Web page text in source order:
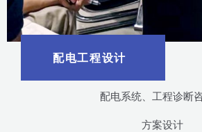
配电工程设计
配电系统、工程诊断咨
方案设计